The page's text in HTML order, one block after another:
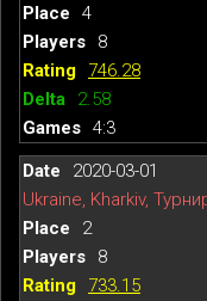
4
8
746.28
2.58
4:3
2020-03-01
Ukraine, Kharkiv,
2
8
733.15